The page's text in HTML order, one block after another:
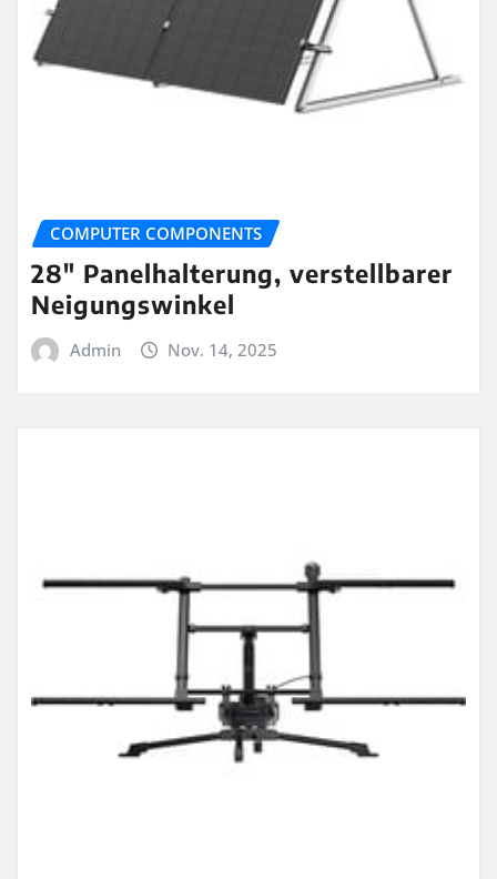
COMPUTER COMPONENTS
28″ Panelhalterung, verstellbarer
Neigungswinkel
Admin Nov. 14, 2025